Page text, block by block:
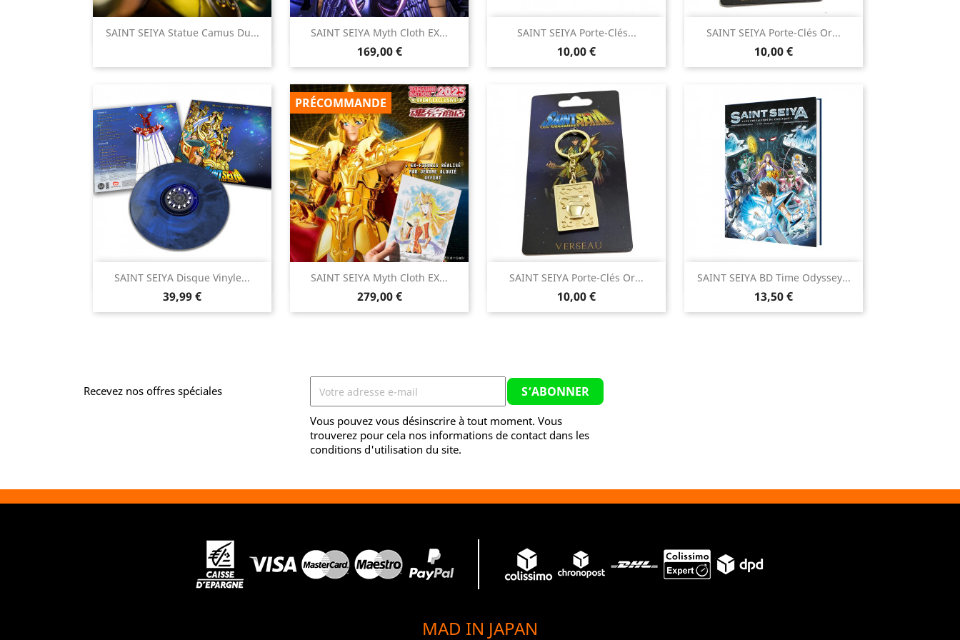
SAINT SEIYA Statue Camus Du...
Aperçu rapide SAINT SEIYA Myth Cloth EX...
Prix
169,00 €
Aperçu rapide SAINT SEIYA Porte-Clés...
Prix
10,00 €
Aperçu rapide SAINT SEIYA Porte-Clés Or...
Prix
10,00 €
Aperçu rapide
SAINT SEIYA Disque Vinyle...
Prix
39,99 €
Aperçu rapide SAINT SEIYA Myth Cloth EX...
Prix
279,00 €
PRÉCOMMANDE
Aperçu rapide SAINT SEIYA Porte-Clés Or...
Prix
10,00 €
Aperçu rapide SAINT SEIYA BD Time Odyssey...
Prix
13,50 €
Aperçu rapide
Recevez nos offres spéciales
Vous pouvez vous désinscrire à tout moment. Vous
trouverez pour cela nos informations de contact dans les
conditions d'utilisation du site.
MAD IN JAPAN